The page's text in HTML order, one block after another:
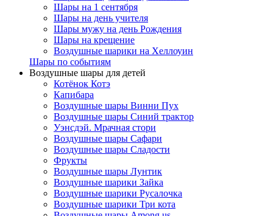
Шары на 1 сентября
Шары на день учителя
Шары мужу на день Рождения
Шары на крещение
Воздушные шарики на Хеллоуин
Шары по событиям
Воздушные шары для детей
Котёнок Котэ
Капибара
Воздушные шары Винни Пух
Воздушные шары Синий трактор
Уэнсдэй. Мрачная стори
Воздушные шары Сафари
Воздушные шары Сладости
Фрукты
Воздушные шары Лунтик
Воздушные шарики Зайка
Воздушные шарики Русалочка
Воздушные шарики Три кота